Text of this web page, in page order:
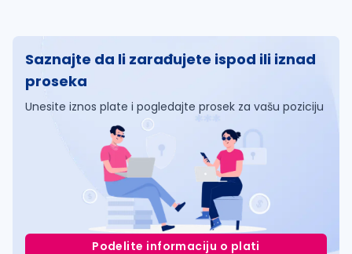
Saznajte da li zarađujete ispod ili iznad
proseka
Unesite iznos plate i pogledajte prosek za vašu poziciju
Podelite informaciju o plati